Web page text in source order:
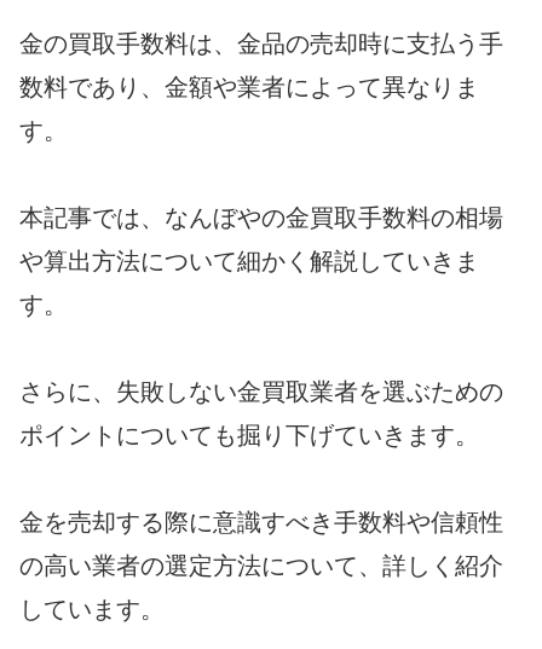
金の買取手数料は、金品の売却時に支払う手
数料であり、金額や業者によって異なりま
す。
本記事では、なんぼやの金買取手数料の相場
や算出方法について細かく解説していきま
す。
さらに、失敗しない金買取業者を選ぶための
ポイントについても掘り下げていきます。
金を売却する際に意識すべき手数料や信頼性
の高い業者の選定方法について、詳しく紹介
しています。